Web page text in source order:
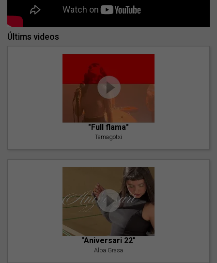
Últims videos
"Full flama"
Tamagotxi
"Aniversari 22"
Alba Grasa